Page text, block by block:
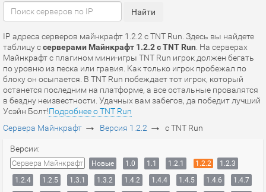
IP адреса серверов майнкрафт 1.2.2 с TNT Run. Здесь вы найдете
таблицу ссерверами Майнкрафт 1.2.2 с TNT Run . На серверах
Майнкрафт c плагином мини-игры TNT Run игрок должен бегать
по уровню из песка или гравия. Как только игрок пробежал по
блоку он осыпается. В TNT Run побеждает тот игрок, который
останется последним на платформе, а все остальные провалятся
в бездну неизвестности. Удачных вам забегов, да победит лучший
Усэйн Болт!Подробнее о TNT Run
Сервера Майнкрафт → Версия 1.2.2 → с TNT Run
Версии:
Сервера Майнкрафт Новые 1.0 1.1 1.2.1 1.2.2
1.2.3
1.2.4
1.2.5 1.3.1 1.3.2 1.4.2 1.4.4 1.4.5 1.4.6
1.4.7